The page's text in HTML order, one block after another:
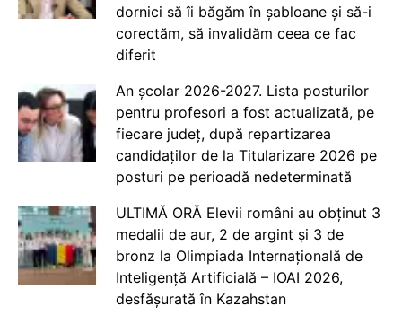
dornici să îi băgăm în șabloane și să-i
corectăm, să invalidăm ceea ce fac
diferit
An școlar 2026-2027. Lista posturilor
pentru profesori a fost actualizată, pe
fiecare județ, după repartizarea
candidaților de la Titularizare 2026 pe
posturi pe perioadă nedeterminată
ULTIMĂ ORĂ Elevii români au obținut 3
medalii de aur, 2 de argint și 3 de
bronz la Olimpiada Internațională de
Inteligență Artificială – IOAI 2026,
desfășurată în Kazahstan